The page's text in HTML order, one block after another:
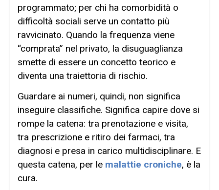
programmato; per chi ha comorbidità o
difficoltà sociali serve un contatto più
ravvicinato. Quando la frequenza viene
“comprata” nel privato, la disuguaglianza
smette di essere un concetto teorico e
diventa una traiettoria di rischio.
Guardare ai numeri, quindi, non significa
inseguire classifiche. Significa capire dove si
rompe la catena: tra prenotazione e visita,
tra prescrizione e ritiro dei farmaci, tra
diagnosi e presa in carico multidisciplinare. E
questa catena, per le malattie croniche, è la
cura.